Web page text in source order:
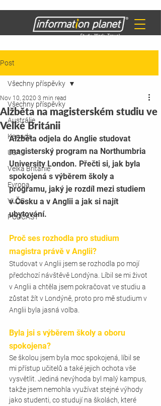
Post
Všechny příspěvky
Austrálie
Kanada
USA
Velká Británie
Evropa
VLOG
PODCAST
Všechny příspěvky
Alžběta na magisterském studiu ve
Velké Británii
Nov 10, 2020 3 min read
Alžběta odjela do Anglie studovat
magisterský program na Northumbria
University London. Přečti si, jak byla
spokojená s výběrem školy a
programu, jaký je rozdíl mezi studiem
v Česku a v Anglii a jak si najít
ubytování.
Proč ses rozhodla pro studium
magistra právě v Anglii?
Studovat v Anglii jsem se rozhodla po mojí
předchozí návštěvě Londýna. Líbil se mi život
v Anglii a chtěla jsem pokračovat ve studiu a
zůstat žít v Londýně, proto pro mě studium v
Anglii byla jasná volba.
Byla jsi s výběrem školy a oboru
spokojena?
Se školou jsem byla moc spokojená, líbil se
mi přístup učitelů a také jejich ochota vše
vysvětlit. Jediná nevýhoda byl malý kampus,
takže jsem nemohla využívat stejné výhody
jako studenti, co studují na školách, které